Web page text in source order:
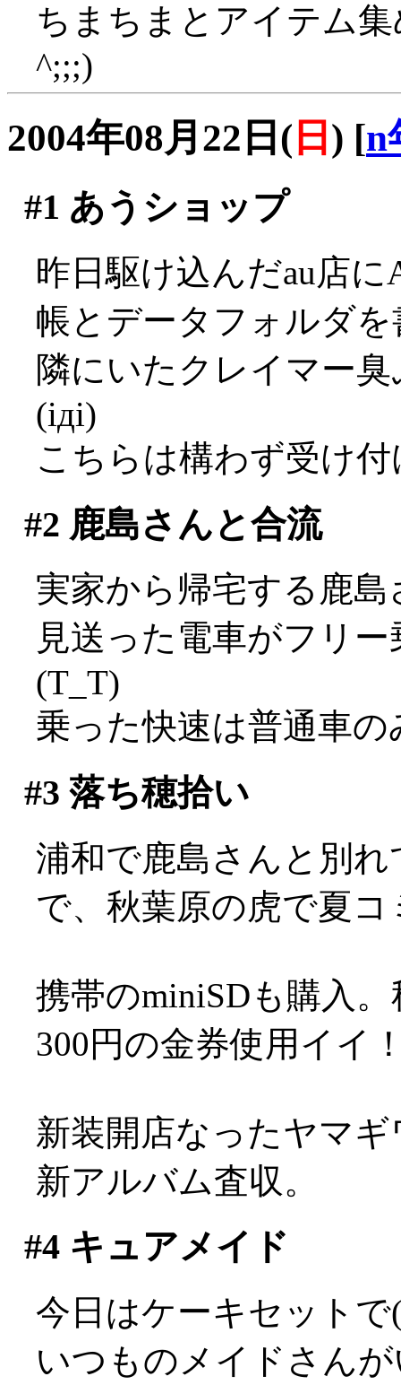
ちまちまとアイテム
^;;;)
2004年08月22日( 日 ) [n
#1 あうショップ
昨日駆け込んだau店
帳とデータフォルダ
隣にいたクレイマー
(iдi)
こちらは構わず受け
#2 鹿島さんと合流
実家から帰宅する鹿
見送った電車がフリ
(T_T)
乗った快速は普通車の
#3 落ち穂拾い
浦和で鹿島さんと別
で、秋葉原の虎で夏
携帯のminiSDも購入
300円の金券使用イイ
新装開店なったヤマ
新アルバム査収。
#4キュアメイド
今日はケーキセットで
いつものメイドさん